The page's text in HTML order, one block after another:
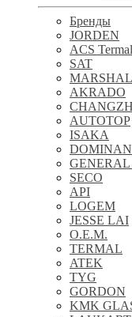
Бренды
JORDEN
ACS Termal
SAT
AKRADO
AUTOTOP
ISAKA
GENERAL
SECO
API
LOGEM
JESSE LAI
O.E.M.
TERMAL
ATEK
TYG
GORDON
KMK